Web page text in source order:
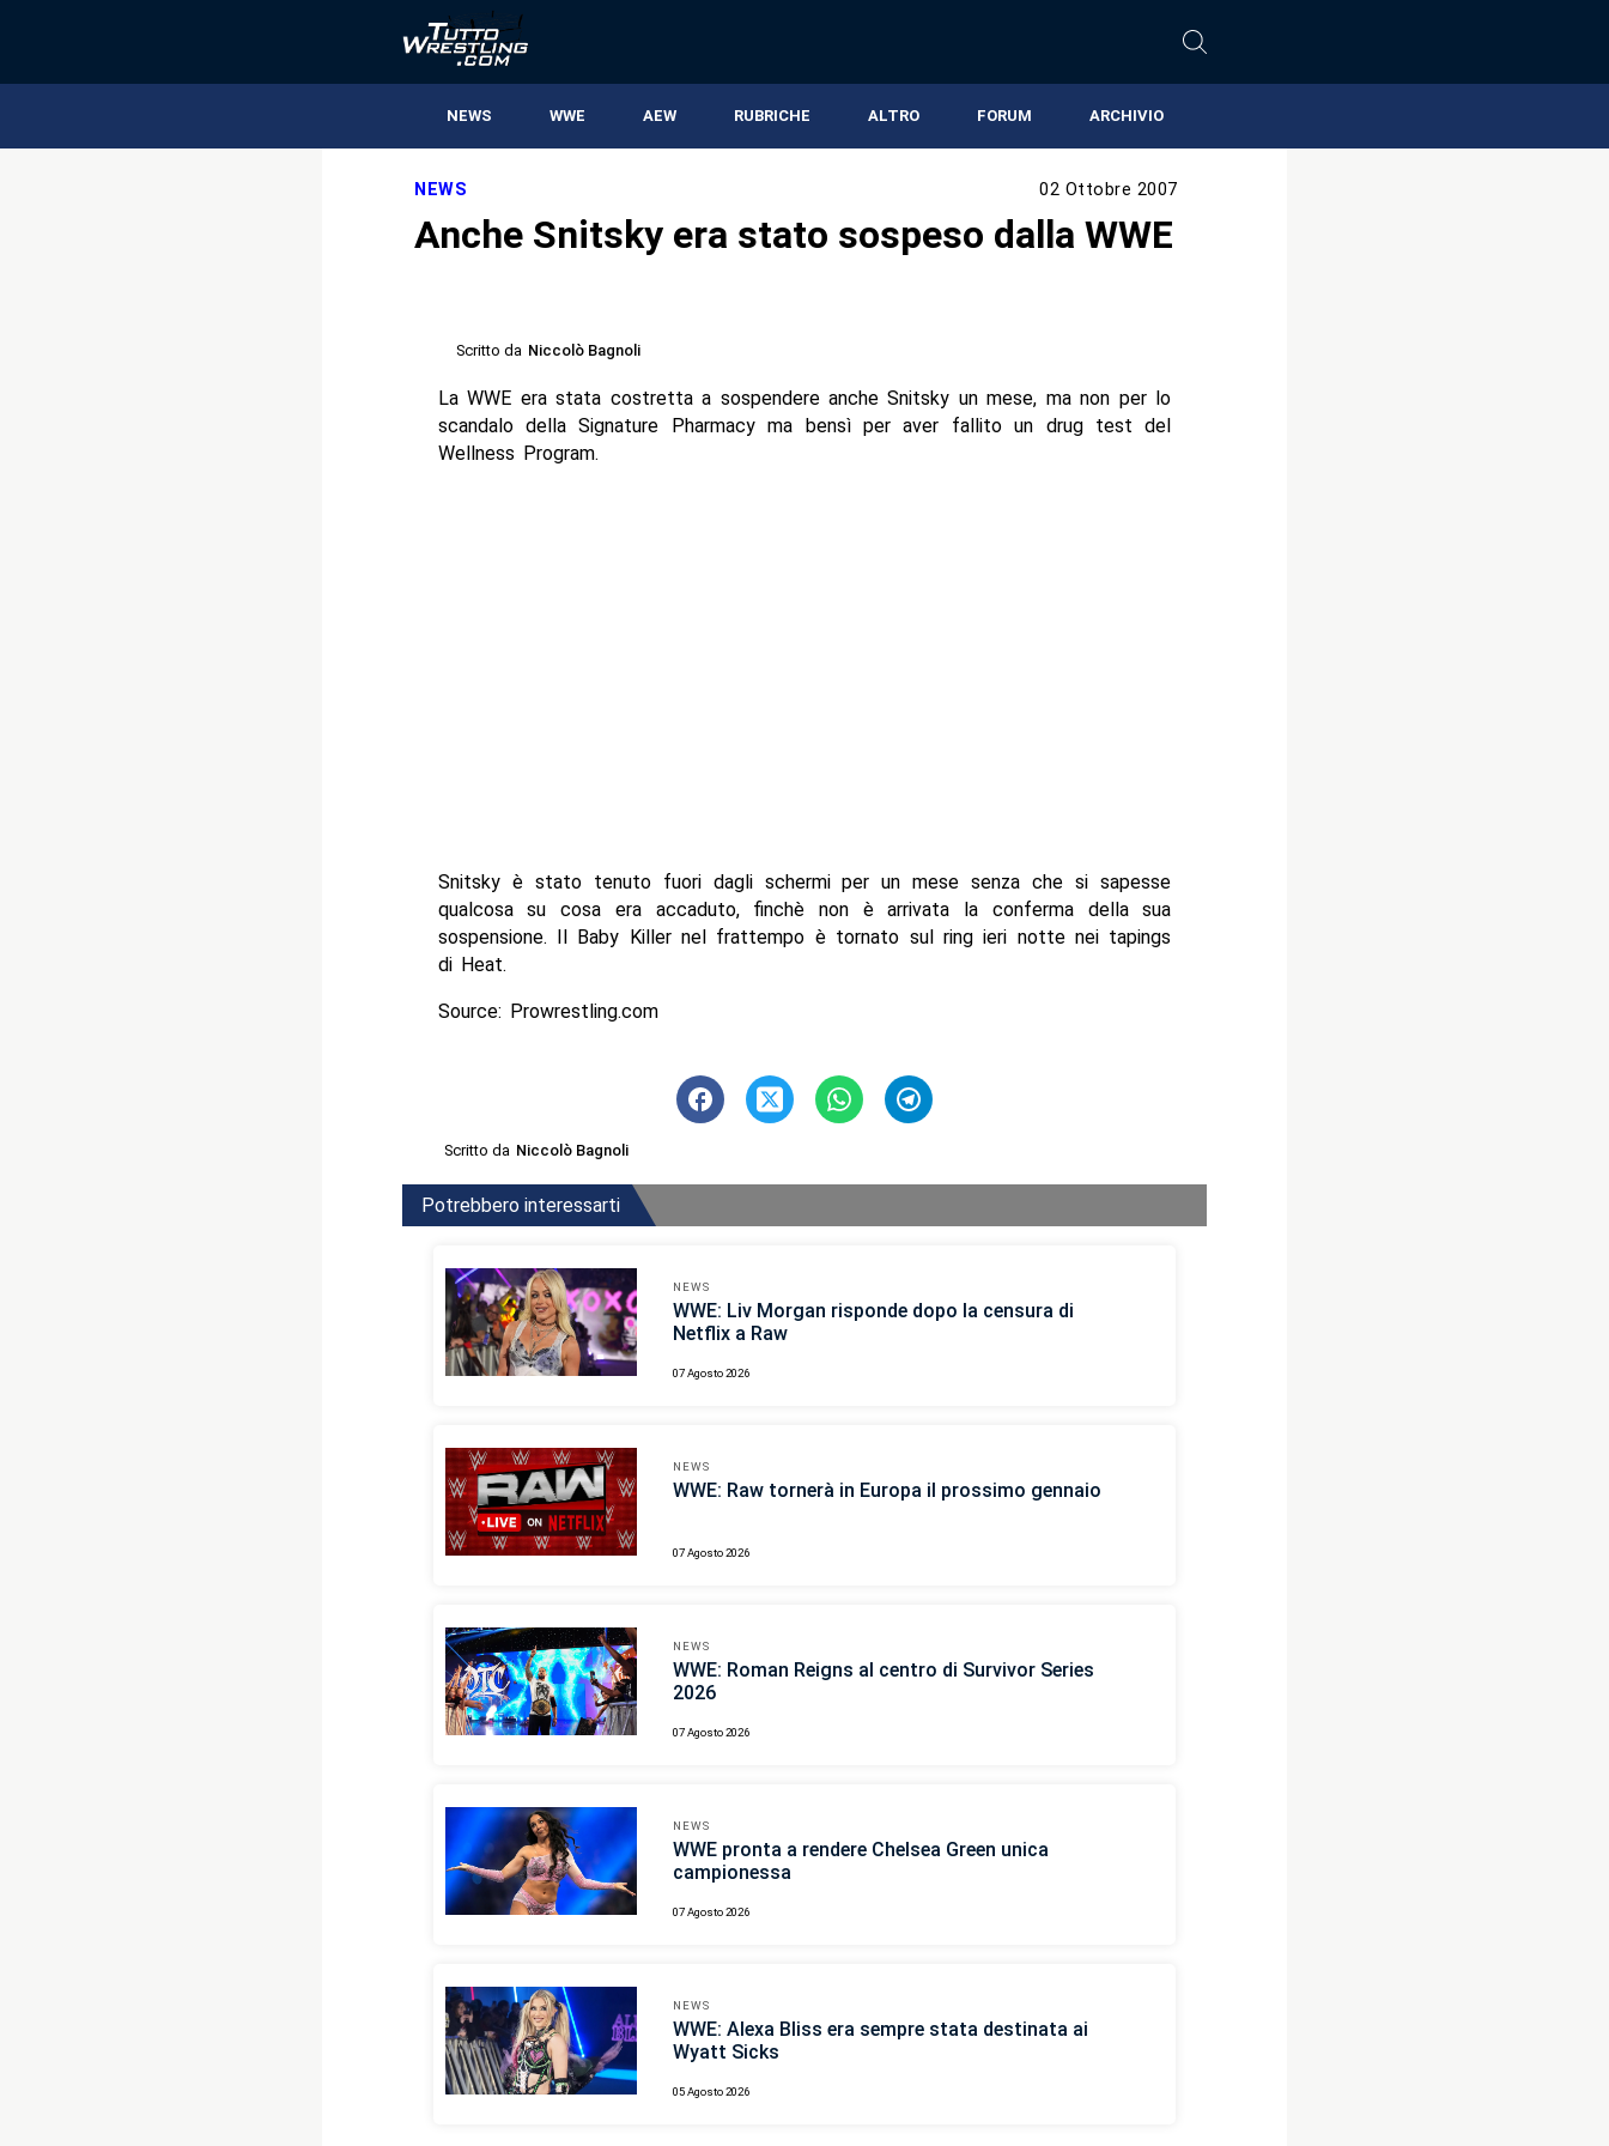
NEWS WWE AEW RUBRICHE ALTRO FORUM ARCHIVIO
NEWS 02 Ottobre 2007
Anche Snitsky era stato sospeso dalla WWE
Scritto da Niccolò Bagnoli
La WWE era stata costretta a sospendere anche Snitsky un mese, ma non per lo
scandalo della Signature Pharmacy ma bensì per aver fallito un drug test del
Wellness Program.
Snitsky è stato tenuto fuori dagli schermi per un mese senza che si sapesse
qualcosa su cosa era accaduto, finchè non è arrivata la conferma della sua
sospensione. Il Baby Killer nel frattempo è tornato sul ring ieri notte nei tapings
di Heat.
Source: Prowrestling.com
Scritto da Niccolò Bagnoli
Potrebbero interessarti
NEWS
WWE: Liv Morgan risponde dopo la censura di
Netflix a Raw
07 Agosto 2026
NEWS
WWE: Raw tornerà in Europa il prossimo gennaio
07 Agosto 2026
NEWS
WWE: Roman Reigns al centro di Survivor Series
2026
07 Agosto 2026
NEWS
WWE pronta a rendere Chelsea Green unica
campionessa
07 Agosto 2026
NEWS
WWE: Alexa Bliss era sempre stata destinata ai
Wyatt Sicks
05 Agosto 2026